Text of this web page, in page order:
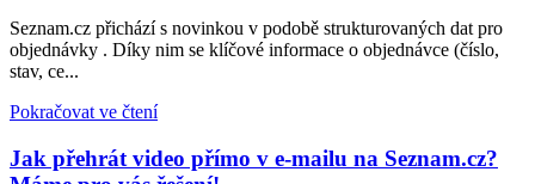
Seznam.cz přichází s novinkou v podobě strukturovaných dat pro
objednávky . Díky nim se klíčové informace o objednávce (číslo,
stav, ce...
Pokračovat ve čtení
Jak přehrát video přímo v e-mailu na Seznam.cz?